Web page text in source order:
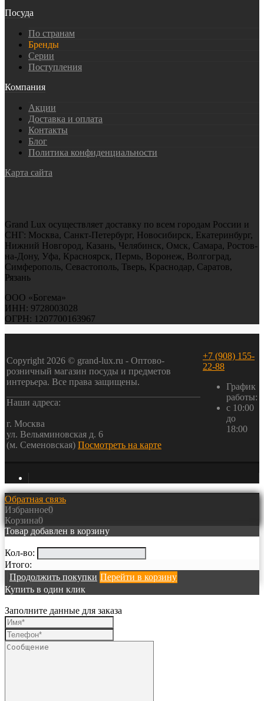
Посуда
По странам
Бренды
Серии
Поступления
Компания
Акции
Доставка и оплата
Контакты
Блог
Политика конфиденциальности
Карта сайта
Grand Lux осуществляет доставку по всем городам России и
СНГ: Москва, Санкт-Петербург, Новосибирск, Екатеринбург,
Нижний Новгород, Казань, Челябинск, Омск, Самара, Ростов-
на-Дону, Уфа, Красноярск, Пермь, Воронеж, Волгоград,
Симферополь, Севастополь, Тверь, Краснодар, Саратов,
Рязань
ООО «Богема»
ИНН: 9728003028
ОГРН: 1207700163967
Copyright 2026 © grand-lux.ru - Оптово-
розничный магазин посуды и предметов
интерьера. Все права защищены.
Наши адреса:
г. Москва
ул. Вельяминовская д. 6
(м. Семеновская) Посмотреть на карте
+7 (908) 155-
22-88
График
работы:
с 10:00
до
18:00
Обратная связь
Избранное0
Корзина0
Товар добавлен в корзину
Кол-во:
Итого:
Продолжить покупки Перейти в корзину
Купить в один клик
Заполните данные для заказа